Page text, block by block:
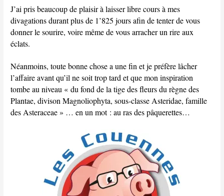
J’ai pris beaucoup de plaisir à laisser libre cours à mes
divagations durant plus de 1’825 jours afin de tenter de vous
donner le sourire, voire même de vous arracher un rire aux
éclats.
Néanmoins, toute bonne chose a une fin et je préfère lâcher
l’affaire avant qu’il ne soit trop tard et que mon inspiration
tombe au niveau « du fond de la tige des fleurs du règne des
Plantae, divison Magnoliophyta, sous-classe Asteridae, famille
des Asteraceae » … en un mot : au ras des pâquerettes…